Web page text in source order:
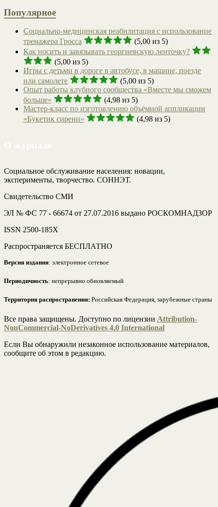
Популярное
Социально-медицинская реабилитация с использование
тренажера Гросса
(5,00 из 5)
Как носить и завязывать георгиевскую ленточку?
(5,00 из 5)
Игры с детьми в дороге в автобусе, в машине, поезде
или самолете
(5,00 из 5)
Опыт работы клубного сообщества «Вместе мы сможем
больше»
(4,98 из 5)
Мастер-класс по изготовлению объёмной аппликации
«Букетик сирени»
(4,98 из 5)
Социальное обслуживание населения: новации,
эксперименты, творчество. СОННЭТ.
Свидетельство СМИ
ЭЛ № ФС 77 - 66674 от 27.07.2016 выдано РОСКОМНАДЗОР
ISSN 2500-185Х
Распространяется БЕСПЛАТНО
Версия издания: электронное сетевое
Периодичность: непрерывно обновляемый
Территория распространения: Российская Федерация, зарубежные страны
Все права защищены. Доступно по лицензии Attribution-
NonCommercial-NoDerivatives 4.0 International
Если Вы обнаружили незаконное использование материалов,
сообщите об этом в редакцию.